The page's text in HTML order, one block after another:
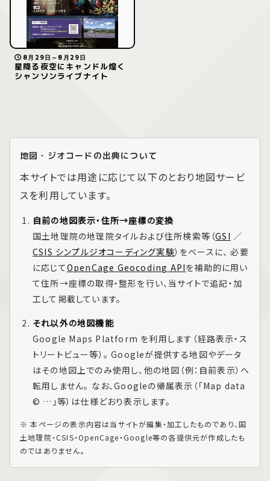
8月29日～8月29日
星降る夜空にキャンドル煌く
シャンソンライブナイト
地図・ジオコードの出典について
本サイトでは用途に応じて以下のとおり地図サービ
スを利用しています。
自前の地図表示・住所→座標の変換
国土地理院の地理院タイルおよび住所検索等（GSI ／
CSIS シンプルジオコーディング実験）をベースに、 必要
に応じてOpenCage Geocoding APIを補助的に用い
て住所→座標の取得・整形を行い、当サイトで追記・加
工して掲載しています。
それ以外の地図機能
Google Maps Platform を利用します（経路表示・ス
トリートビュー等）。 Googleが提供する地図やデータ
はその地図上でのみ使用し、他の地図（例：自前表示）へ
転用しません。 なお、Googleの帰属表示（「Map data
© …」等）は仕様どおり表示します。
※ 本ページの表示内容は当サイトが編集・加工したものであり、国
土地理院・CSIS・OpenCage・Google等の各提供元が作成したも
のではありません。